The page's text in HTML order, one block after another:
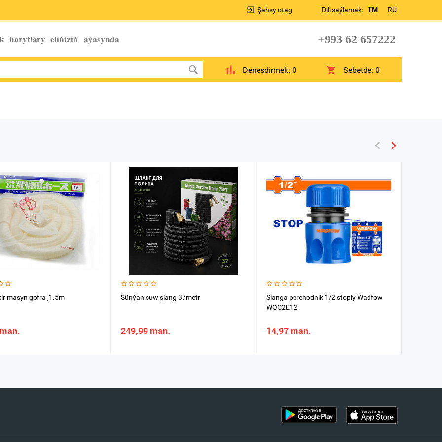
Dili saýlamak: TM RU
Şahsy otag
harytlary eliňiziň aýasynda +993 62 657222
Deneşdirmek: 0 Sebetde:0
maşyn gofra ,1.5m Sünýan suw şlang 37metr
249,99 man.
Şlanga perehodnik 1/2 stoply Wadfow
WQC2E12
14,97 man.